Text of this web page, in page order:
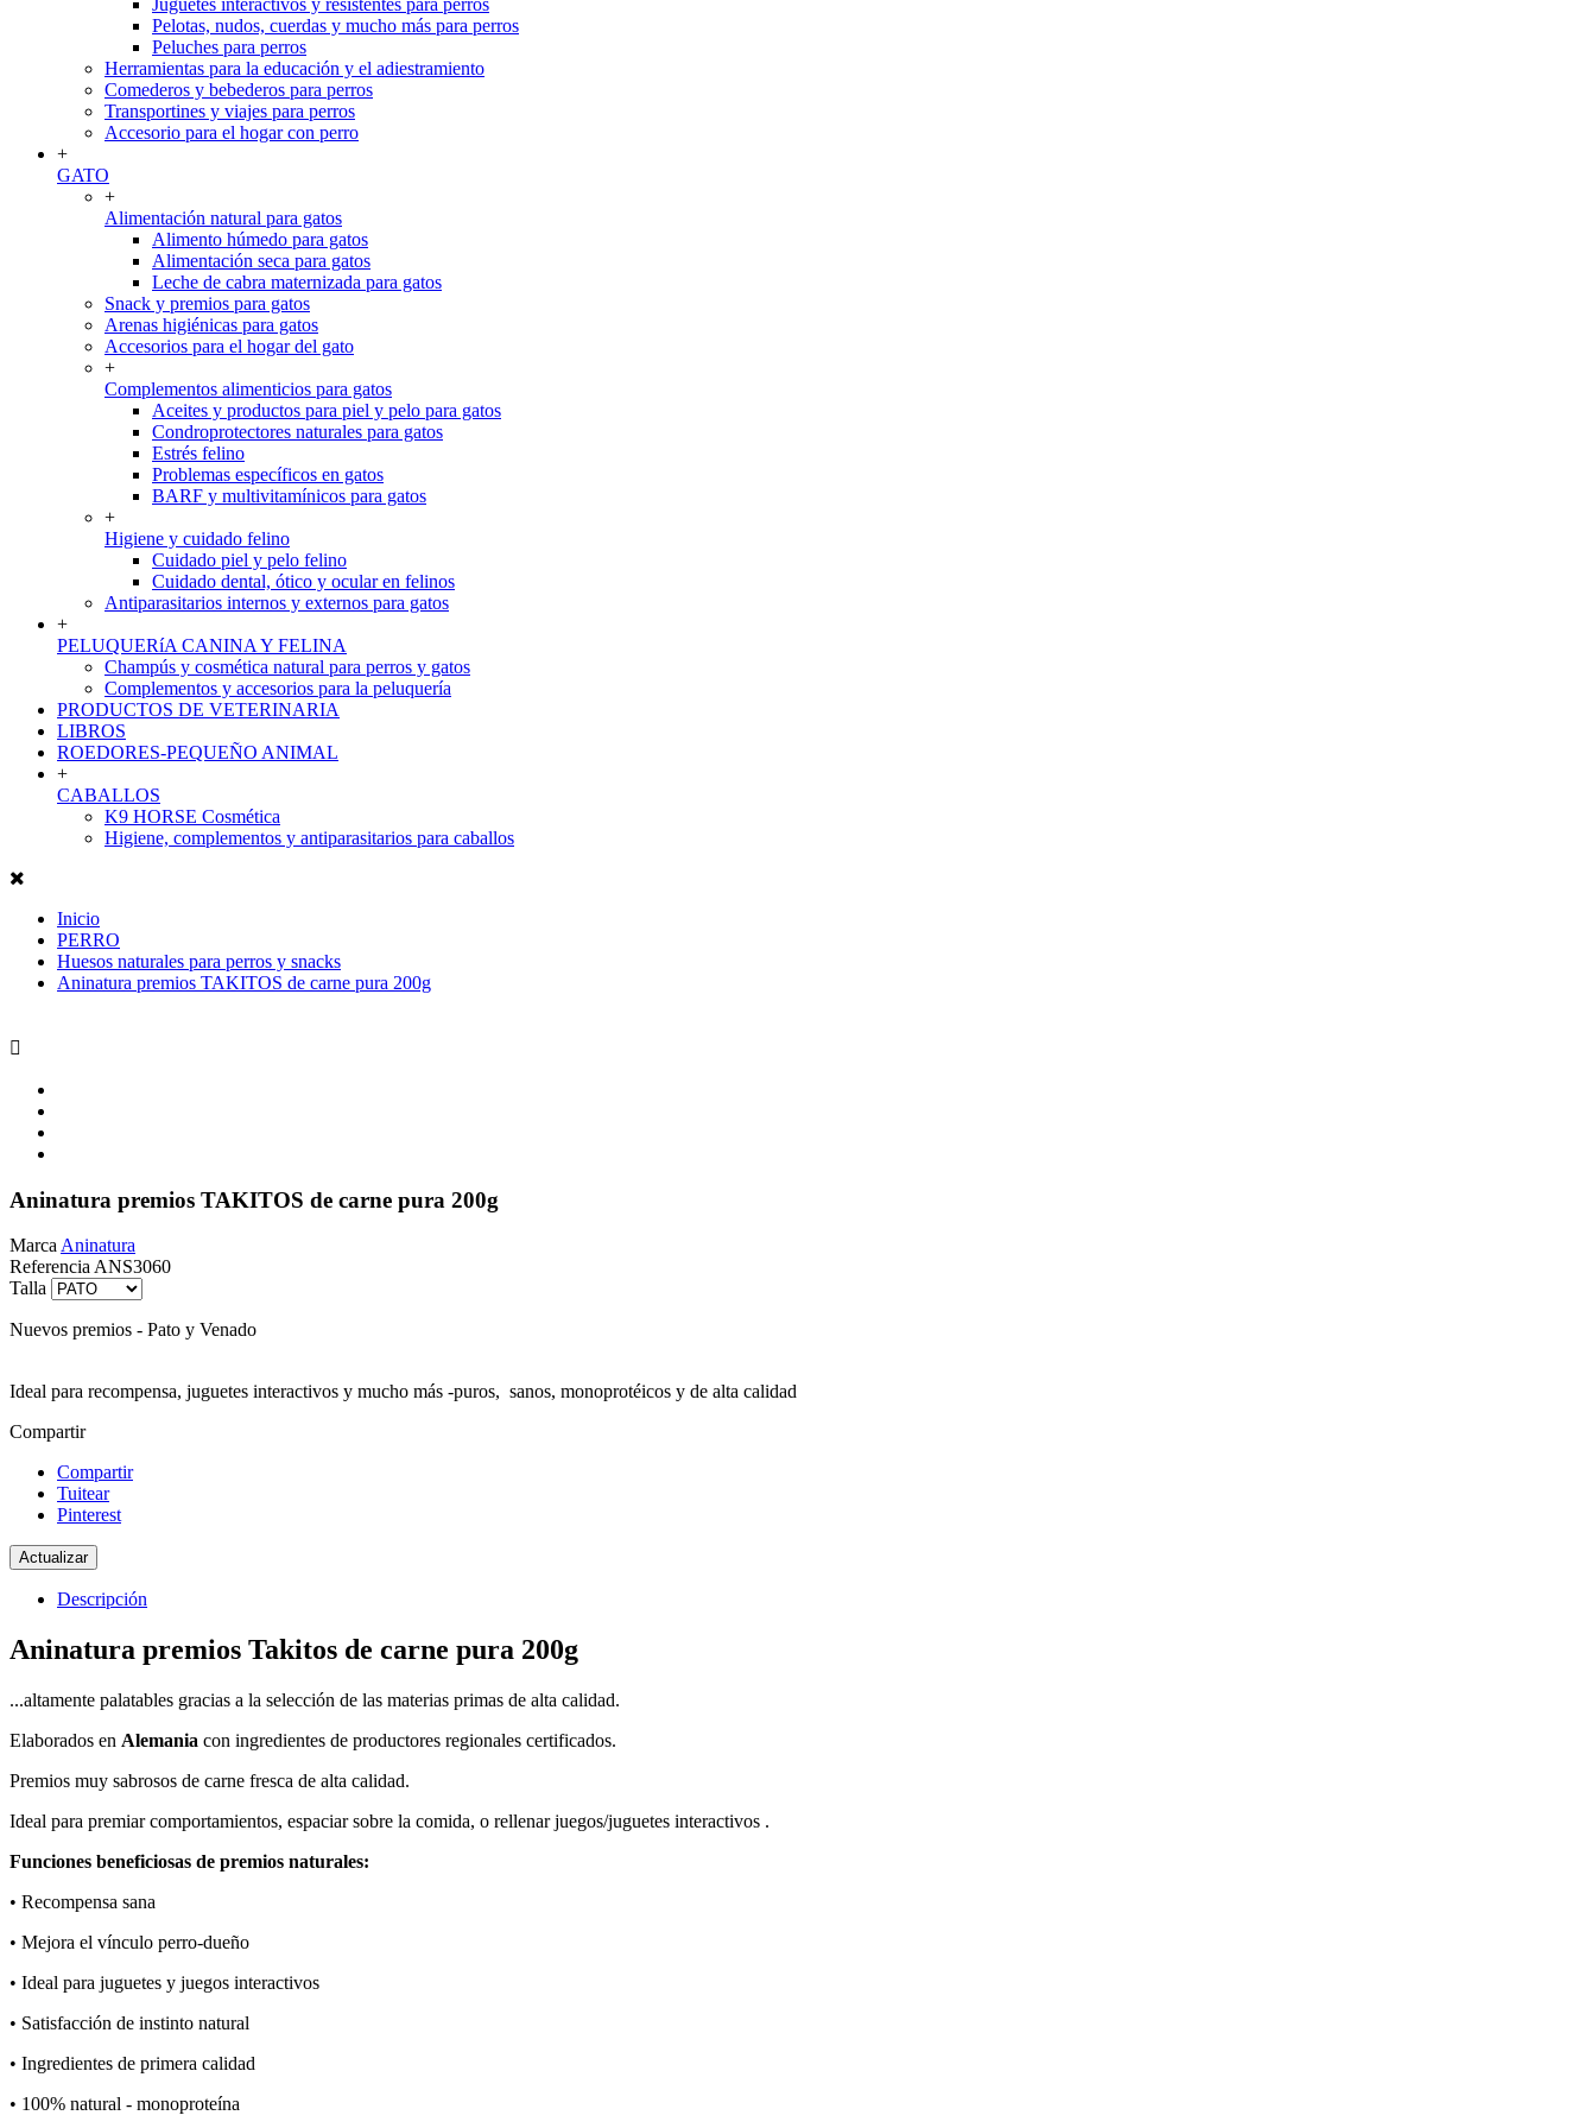
Juguetes interactivos y resistentes para perros
Pelotas, nudos, cuerdas y mucho más para perros
Peluches para perros
Herramientas para la educación y el adiestramiento
Comederos y bebederos para perros
Transportines y viajes para perros
Accesorio para el hogar con perro
+
GATO
+
Alimentación natural para gatos
Alimento húmedo para gatos
Alimentación seca para gatos
Leche de cabra maternizada para gatos
Snack y premios para gatos
Arenas higiénicas para gatos
Accesorios para el hogar del gato
+
Complementos alimenticios para gatos
Aceites y productos para piel y pelo para gatos
Condroprotectores naturales para gatos
Estrés felino
Problemas específicos en gatos
BARF y multivitamínicos para gatos
+
Higiene y cuidado felino
Cuidado piel y pelo felino
Cuidado dental, ótico y ocular en felinos
Antiparasitarios internos y externos para gatos
+
PELUQUERíA CANINA Y FELINA
Champús y cosmética natural para perros y gatos
Complementos y accesorios para la peluquería
PRODUCTOS DE VETERINARIA
LIBROS
ROEDORES-PEQUEÑO ANIMAL
+
CABALLOS
K9 HORSE Cosmética
Higiene, complementos y antiparasitarios para caballos
Inicio
PERRO
Huesos naturales para perros y snacks
Aninatura premios TAKITOS de carne pura 200g

Aninatura premios TAKITOS de carne pura 200g
MarcaAninatura
ReferenciaANS3060
Talla
Nuevos premios - Pato y Venado
Ideal para recompensa, juguetes interactivos y mucho más -puros, sanos, monoprotéicos y de alta calidad
Compartir
Compartir
Tuitear
Pinterest
Descripción
Aninatura premios Takitos de carne pura 200g
...altamente palatables gracias a la selección de las materias primas de alta calidad.
Elaborados en Alemania con ingredientes de productores regionales certificados.
Premios muy sabrosos de carne fresca de alta calidad.
Ideal para premiar comportamientos, espaciar sobre la comida, o rellenar juegos/juguetes interactivos .
Funciones beneficiosas de premios naturales:
• Recompensa sana
• Mejora el vínculo perro-dueño
• Ideal para juguetes y juegos interactivos
• Satisfacción de instinto natural
• Ingredientes de primera calidad
• 100% natural - monoproteína